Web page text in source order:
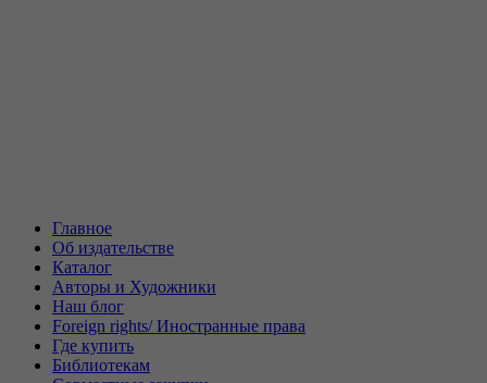
Главное
Об издательстве
Каталог
Авторы и Художники
Наш блог
Foreign rights/ Иностранные права
Где купить
Библиотекам